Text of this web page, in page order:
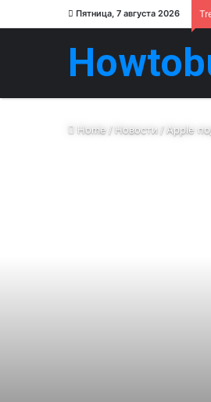
Пятница, 7 августа 2026
Home/Новости/ Apple